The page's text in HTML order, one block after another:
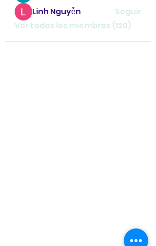
Linh Nguyễn
Seguir
Ver todos los miembros (120)